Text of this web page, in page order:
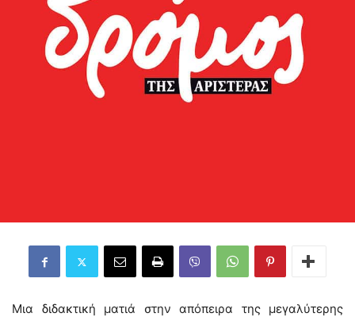
Μια διδακτική ματιά στην απόπειρα της μεγαλύτερης